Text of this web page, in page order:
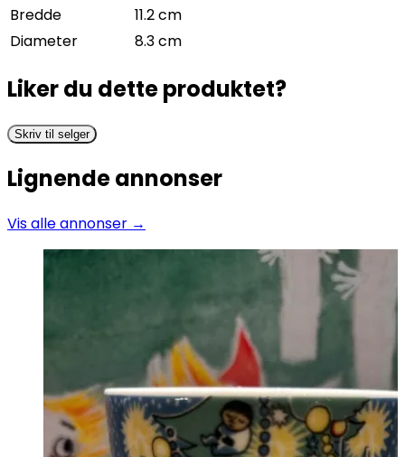
Bredde
11.2 cm
Diameter
8.3 cm
Liker du dette produktet?
Skriv til selger
Lignende annonser
Vis alle annonser →